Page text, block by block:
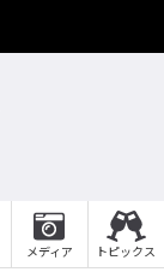
メディア トピックス